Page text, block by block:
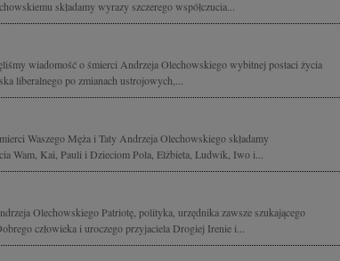
składamy wyrazy szczerego współczucia...
wiadomość o śmierci Andrzeja Olechowskiego wybitnej postaci życia
liberalnego po zmianach ustrojowych,...
Waszego Męża i Taty Andrzeja Olechowskiego składamy
Wam, Kai, Pauli i Dzieciom Pola, Elżbieta, Ludwik, Iwo i...
Olechowskiego Patriotę, polityka, urzędnika zawsze szukającego
człowieka i uroczego przyjaciela Drogiej Irenie i...